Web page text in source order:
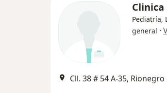
Clinica
Pediatría,
general ·
Cll. 38 # 54 A-35, Rionegro